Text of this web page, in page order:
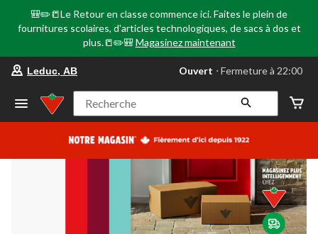
🎒✏️📒Le Retour en classe commence ici. Faites le plein de
fournitures scolaires, d'articles technologiques, de sacs à dos et
plus.📒✏️🎒 Magasinez maintenant
votre
préféré
Leduc,
AB,
courament
Fermeture
à
22:00
cliquer
pour
changer
Leduc, AB Ouvert ⋅ Fermeture à 22:00
Recherche